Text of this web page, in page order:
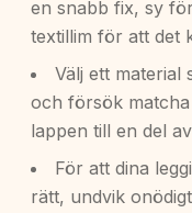
en snabb fix, sy
textillim för att det
Välj ett material
och försök
lappen till en del
För att dina
rätt, undvik